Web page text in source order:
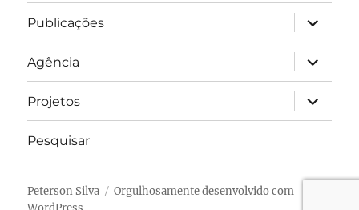
Publicações
expandir
Agência
expandir
Projetos
expandir
Pesquisar
Peterson Silva
Orgulhosamente desenvolvido com